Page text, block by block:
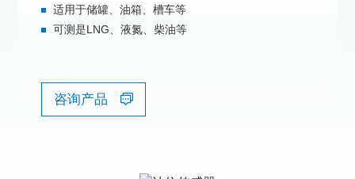
适用于储罐、油箱、槽车等
可测是LNG、液氮、柴油等
咨询产品